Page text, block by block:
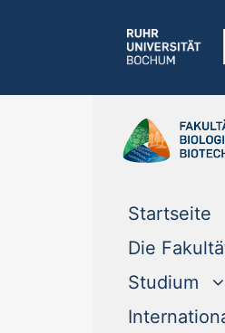
Startseite
Die
Studium